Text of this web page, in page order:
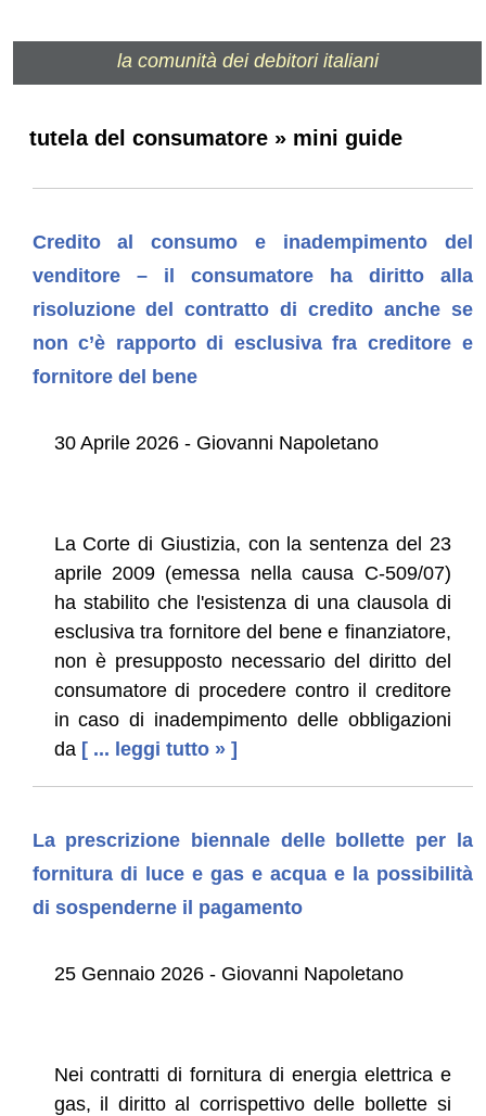
la comunità dei debitori italiani
tutela del consumatore » mini guide
Credito al consumo e inadempimento del
venditore – il consumatore ha diritto alla
risoluzione del contratto di credito anche se
non c’è rapporto di esclusiva fra creditore e
fornitore del bene
30 Aprile 2026 - Giovanni Napoletano
La Corte di Giustizia, con la sentenza del 23
aprile 2009 (emessa nella causa C-509/07)
ha stabilito che l'esistenza di una clausola di
esclusiva tra fornitore del bene e finanziatore,
non è presupposto necessario del diritto del
consumatore di procedere contro il creditore
in caso di inadempimento delle obbligazioni
da [ ... leggi tutto » ]
La prescrizione biennale delle bollette per la
fornitura di luce e gas e acqua e la possibilità
di sospenderne il pagamento
25 Gennaio 2026 - Giovanni Napoletano
Nei contratti di fornitura di energia elettrica e
gas, il diritto al corrispettivo delle bollette si